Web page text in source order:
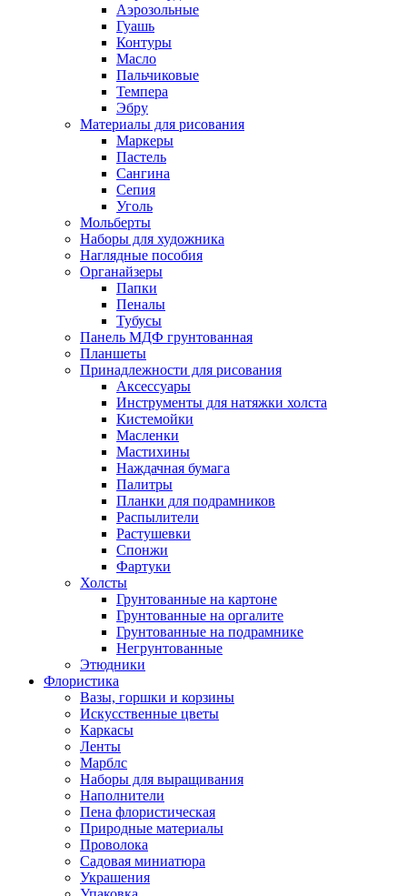
Аэрозольные
Гуашь
Контуры
Масло
Пальчиковые
Темпера
Эбру
Материалы для рисования
Маркеры
Пастель
Сангина
Сепия
Уголь
Мольберты
Наборы для художника
Наглядные пособия
Органайзеры
Папки
Пеналы
Тубусы
Панель МДФ грунтованная
Планшеты
Принадлежности для рисования
Аксессуары
Инструменты для натяжки холста
Кистемойки
Масленки
Мастихины
Наждачная бумага
Палитры
Планки для подрамников
Распылители
Растушевки
Спонжи
Фартуки
Холсты
Грунтованные на картоне
Грунтованные на оргалите
Грунтованные на подрамнике
Негрунтованные
Этюдники
Флористика
Вазы, горшки и корзины
Искусственные цветы
Каркасы
Ленты
Марблс
Наборы для выращивания
Наполнители
Пена флористическая
Природные материалы
Проволока
Садовая миниатюра
Украшения